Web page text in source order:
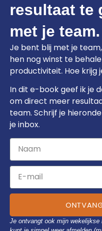
resultaat te
met je team.
Je bent blij met je
hen nog winst te
productiviteit. Hoe krijg
In dit e-book geef ik je
om direct meer
team. Schrijf je
je inbox.
Je ontvangt ook mijn